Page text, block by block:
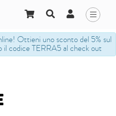
Ottieni uno sconto del 5% sul
codice TERRA5 al check out